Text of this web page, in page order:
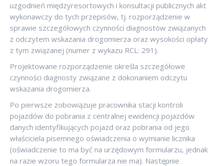
uzgodnień międzyresortowych i konsultacji publicznych akt
wykonawczy do tych przepisów, tj. rozporządzenie w
sprawie szczegółowych czynności diagnostów związanych
z odczytem wskazania drogomierza oraz wysokości opłaty
z tym związanej (numer z wykazu RCL: 291).
Projektowane rozporządzenie określa szczegółowe
czynności diagnosty związane z dokonaniem odczytu
wskazania drogomierza.
Po pierwsze zobowiązuje pracownika stacji kontroli
pojazdów do pobrania z centralnej ewidencji pojazdów
danych identyfikujących pojazd oraz pobrania od jego
właściciela pisemnego oświadczenia o wymianie licznika
(oświadczenie to ma być na urzędowym formularzu, jednak
na razie wzoru tego formularza nie ma). Następnie